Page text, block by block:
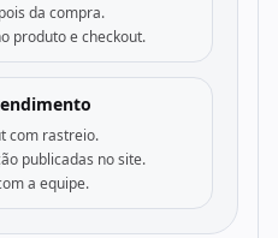
da compra.
produto e checkout.
com rastreio.
publicadas no site.
a equipe.